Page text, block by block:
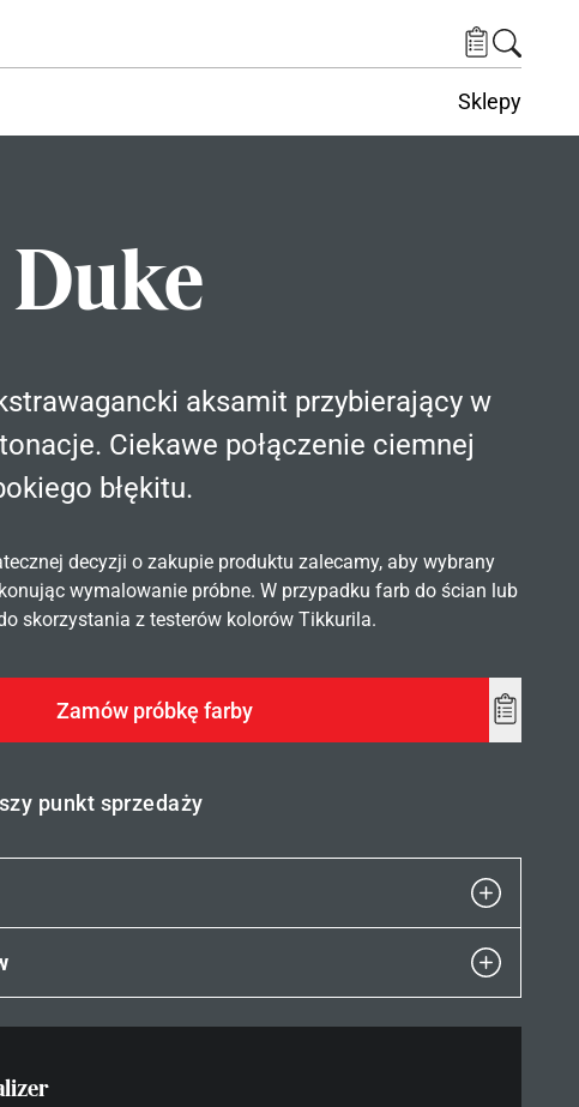
Sklepy
Duke
aksamit przybierający w
Ciekawe połączenie ciemnej
błękitu.
decyzji o zakupie produktu zalecamy, aby wybrany
wymalowanie próbne. W przypadku farb do ścian lub
skorzystania z testerów kolorów Tikkurila.
Zamów próbkę farby
Add
punkt sprzedaży